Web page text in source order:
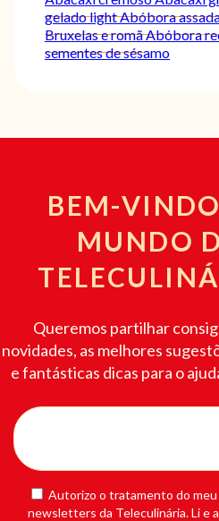
gelado lightAbóbora
Bruxelas e romãAbóbora
sementes de sésamo
BEM-
MUNDO
Queremos partilhar
novidades, as melhores
e fantásticas dicas para o
Autorizo o tratamento do
newsletters da Teleculinária. Li e